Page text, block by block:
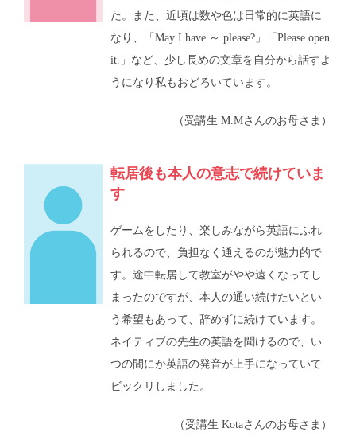
た。また、近頃は数や色は日常的に英語に
なり、「May I have ～ please?」「Please open
it.」など、少し長めの文章を自分から話すよ
うになり私もおどろいています。
（受講生 M.Mさんのお母さま）
転居後も本人の意志で続けていま
す
ゲームをしたり、楽しみながら英語にふれ
られるので、負担なく通えるのが魅力的で
す。途中転居して教室がやや遠くなってし
まったのですが、本人の通い続けたいとい
う希望もあって、辞めずに続けています。
ネイティブの先生の英語を聞けるので、い
つの間にか英語の発音が上手になっていて
ビックリしました。
（受講生 Kotaさんのお母さま）